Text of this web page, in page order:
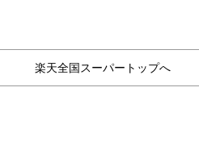
楽天全国スーパートップへ